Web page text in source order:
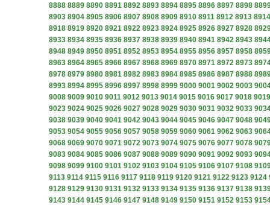
8888 8889 8890 8891 8892 8893 8894 8895 8896 8897 8898
8903 8904 8905 8906 8907 8908 8909 8910 8911 8912 8913 8914
8918 8919 8920 8921 8922 8923 8924 8925 8926 8927 8928
8933 8934 8935 8936 8937 8938 8939 8940 8941 8942 8943
8948 8949 8950 8951 8952 8953 8954 8955 8956 8957 8958
8963 8964 8965 8966 8967 8968 8969 8970 8971 8972 8973
8978 8979 8980 8981 8982 8983 8984 8985 8986 8987 8988
8993 8994 8995 8996 8997 8998 8999 9000 9001 9002 9003
9008 9009 9010 9011 9012 9013 9014 9015 9016 9017 9018 9019
9023 9024 9025 9026 9027 9028 9029 9030 9031 9032 9033
9038 9039 9040 9041 9042 9043 9044 9045 9046 9047 9048
9053 9054 9055 9056 9057 9058 9059 9060 9061 9062 9063
9068 9069 9070 9071 9072 9073 9074 9075 9076 9077 9078
9083 9084 9085 9086 9087 9088 9089 9090 9091 9092 9093
9098 9099 9100 9101 9102 9103 9104 9105 9106 9107 9108
9113 9114 9115 9116 9117 9118 9119 9120 9121 9122 9123 9124
9128 9129 9130 9131 9132 9133 9134 9135 9136 9137 9138
9143 9144 9145 9146 9147 9148 9149 9150 9151 9152 9153